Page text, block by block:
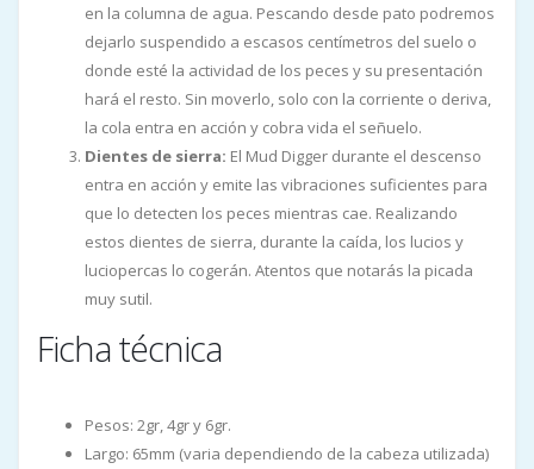
en la columna de agua. Pescando desde pato podremos
dejarlo suspendido a escasos centímetros del suelo o
donde esté la actividad de los peces y su presentación
hará el resto. Sin moverlo, solo con la corriente o deriva,
la cola entra en acción y cobra vida el señuelo.
Dientes de sierra: El Mud Digger durante el descenso
entra en acción y emite las vibraciones suficientes para
que lo detecten los peces mientras cae. Realizando
estos dientes de sierra, durante la caída, los lucios y
luciopercas lo cogerán. Atentos que notarás la picada
muy sutil.
Ficha técnica
Pesos: 2gr, 4gr y 6gr.
Largo: 65mm (varia dependiendo de la cabeza utilizada)